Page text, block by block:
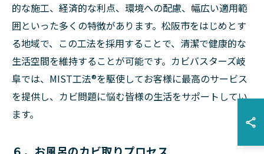
的な施工、経済的な利点、環境への配慮、幅広い適用範
囲といった多くの特徴があります。松阪市をはじめとす
る地域で、この工法を採用することで、清潔で健康的な
生活空間を維持することが可能です。カビバスターズ岐
阜では、MIST工法®を駆使してお客様に最高のサービス
を提供し、カビ問題に悩む皆様の生活をサポートしてい
ます。